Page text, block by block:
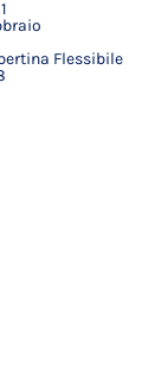
Flessibile